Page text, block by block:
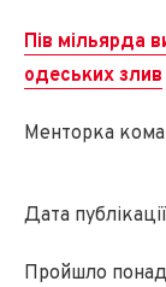
Пів мільярда
одеських злив
Менторка
Дата
Пройшло понад